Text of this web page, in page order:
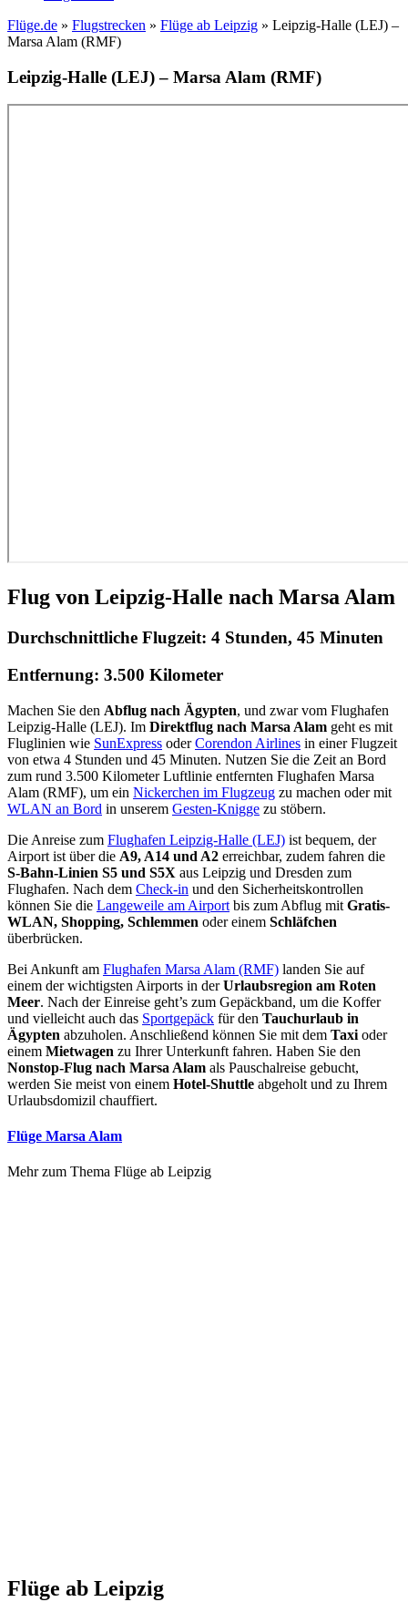
Flüge.de » Flugstrecken » Flüge ab Leipzig » Leipzig-Halle (LEJ) –
Marsa Alam (RMF)
Leipzig-Halle (LEJ) – Marsa Alam (RMF)
Flug von Leipzig-Halle nach Marsa Alam
Durchschnittliche Flugzeit: 4 Stunden, 45 Minuten
Entfernung: 3.500 Kilometer
Machen Sie den Abflug nach Ägypten, und zwar vom Flughafen
Leipzig-Halle (LEJ). Im Direktflug nach Marsa Alam geht es mit
Fluglinien wie SunExpress oderCorendon Airlines in einer Flugzeit
von etwa 4 Stunden und 45 Minuten. Nutzen Sie die Zeit an Bord
zum rund 3.500 Kilometer Luftlinie entfernten Flughafen Marsa
Alam (RMF), um ein Nickerchen im Flugzeug zu machen oder mit
WLAN an Bord in unserem Gesten-Knigge zu stöbern.
Die Anreise zum Flughafen Leipzig-Halle (LEJ) ist bequem, der
Airport ist über die A9, A14 und A2 erreichbar, zudem fahren die
S-Bahn-Linien S5 und S5X aus Leipzig und Dresden zum
Flughafen. Nach dem Check-in und den Sicherheitskontrollen
können Sie die Langeweile am Airport bis zum Abflug mit Gratis-
WLAN, Shopping, Schlemmen oder einem Schläfchen
überbrücken.
Bei Ankunft am Flughafen Marsa Alam (RMF) landen Sie auf
einem der wichtigsten Airports in derUrlaubsregion am Roten
Meer. Nach der Einreise geht’s zum Gepäckband, um die Koffer
und vielleicht auch das Sportgepäck für den Tauchurlaub in
Ägypten abzuholen. Anschließend können Sie mit dem Taxi oder
einem Mietwagen zu Ihrer Unterkunft fahren. Haben Sie den
Nonstop-Flug nach Marsa Alam als Pauschalreise gebucht,
werden Sie meist von einem Hotel-Shuttle abgeholt und zu Ihrem
Urlaubsdomizil chauffiert.
Flüge Marsa Alam
Mehr zum Thema Flüge ab Leipzig
Flüge ab Leipzig